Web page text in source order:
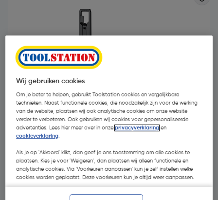
€ 437,57| Excl. btw € 361,63
Recupelbijdrage inbegrepen
Wij gebruiken cookies
Om je beter te helpen, gebruikt Toolstation cookies en vergelijkbare
technieken. Naast functionele cookies, die noodzakelijk zijn voor de werking
van de website, plaatsen wij ook analytische cookies om onze website
verder te verbeteren. Ook gebruiken wij cookies voor gepersonaliseerde
advertenties. Lees hier meer over in onzeprivacyverklaring en
cookieverklaring.
Als je op 'Akkoord' klikt, dan geef je ons toestemming om alle cookies te
plaatsen. Kies je voor 'Weigeren', dan plaatsen wij alleen functionele en
analytische cookies. Via 'Voorkeuren aanpassen' kun je zelf instellen welke
cookies worden geplaatst. Deze voorkeuren kun je altijd weer aanpassen.